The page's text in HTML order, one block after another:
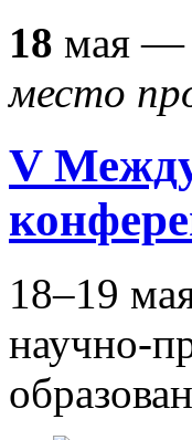
18 мая —
место
V
18–19
научно-